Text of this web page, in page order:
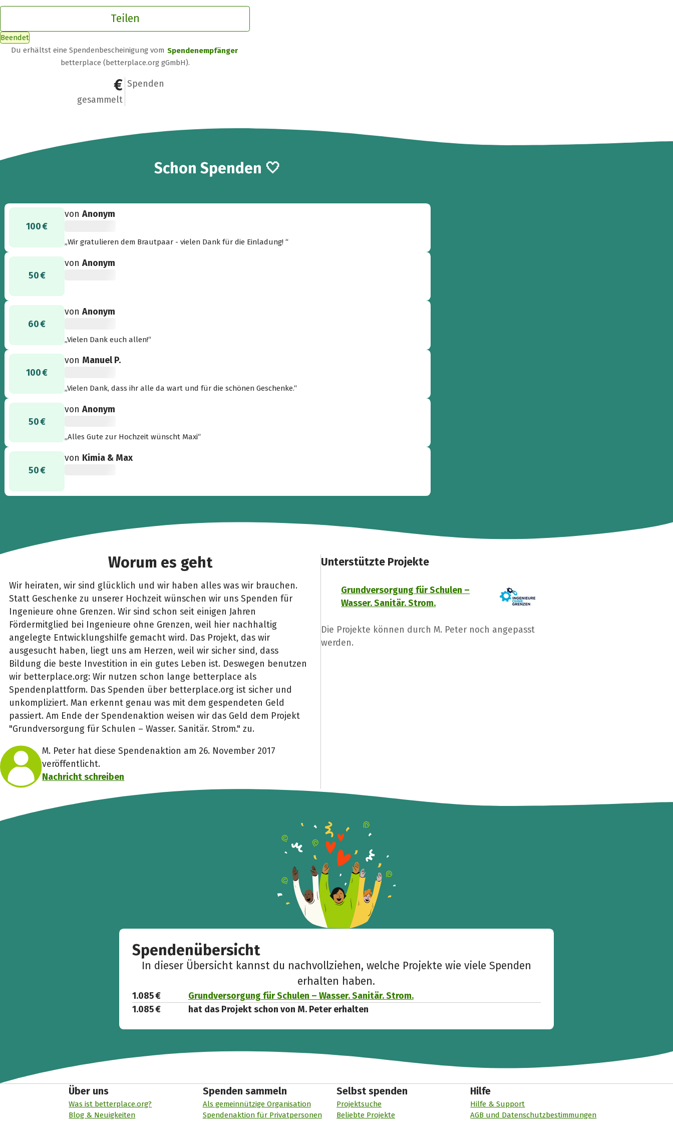
Teilen
Beendet
Du erhältst eine Spendenbescheinigung vom Spendenempfänger
betterplace (betterplace.org gGmbH).
1.085 €
gesammelt
14
Spenden
Schon14
Spenden 🤍
100 €
vonAnonym
„Wir gratulieren dem Brautpaar - vielen Dank für die Einladung! “
50 €
vonAnonym
60 €
vonAnonym
„Vielen Dank euch allen!“
100 €
von Manuel P.
„Vielen Dank, dass ihr alle da wart und für die schönen Geschenke.“
50 €
vonAnonym
„Alles Gute zur Hochzeit wünscht Maxi“
50 €
von Kimia & Max
Worum es geht
Wir heiraten, wir sind glücklich und wir haben alles was wir brauchen.
Statt Geschenke zu unserer Hochzeit wünschen wir uns Spenden für
Ingenieure ohne Grenzen. Wir sind schon seit einigen Jahren
Fördermitglied bei Ingenieure ohne Grenzen, weil hier nachhaltig
angelegte Entwicklungshilfe gemacht wird. Das Projekt, das wir
ausgesucht haben, liegt uns am Herzen, weil wir sicher sind, dass
Bildung die beste Investition in ein gutes Leben ist. Deswegen benutzen
wir betterplace.org: Wir nutzen schon lange betterplace als
Spendenplattform. Das Spenden über betterplace.org ist sicher und
unkompliziert. Man erkennt genau was mit dem gespendeten Geld
passiert. Am Ende der Spendenaktion weisen wir das Geld dem Projekt
"Grundversorgung für Schulen – Wasser. Sanitär. Strom." zu.
M. Peter hat diese Spendenaktion am 26. November 2017
veröffentlicht.
Nachricht schreiben
Unterstützte Projekte
Grundversorgung für Schulen –
Wasser. Sanitär. Strom.
Die Projekte können durch M. Peter noch angepasst
werden.
Spendenübersicht
In dieser Übersicht kannst du nachvollziehen, welche Projekte wie viele Spenden
erhalten haben.
1.085 €
Grundversorgung für Schulen – Wasser. Sanitär. Strom.
1.085 €
hat das Projekt schon von M. Peter erhalten
Über uns
Was ist betterplace.org?
Blog & Neuigkeiten
Spenden sammeln
Als gemeinnützige Organisation
Spendenaktion für Privatpersonen
Selbst spenden
Projektsuche
Beliebte Projekte
Hilfe
Hilfe & Support
AGB und Datenschutzbestimmungen